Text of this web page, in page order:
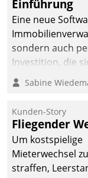
Einführung
Eine neue
sondern auch
Investition, die
nachhaltige
dieses Ziel
Sabine
Kunden-Story
Fliegender
Um kostspielige
Mieterwechsel zu
straffen,